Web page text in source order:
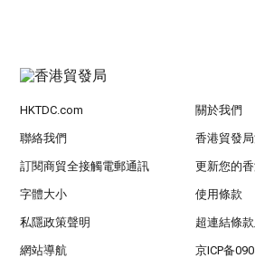
HKTDC.com 關於我們
聯絡我們 香港貿發
訂閱商貿全接觸電郵通訊 更新您的
字體大小 使用條款
私隱政策聲明 超連結條
網站導航 京ICP备